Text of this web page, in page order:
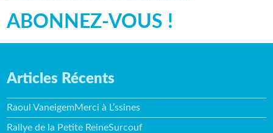
ABONNEZ-VOUS !
Articles Récents
Raoul VaneigemMerci à L’ssines
Rallye de la Petite ReineSurcouf